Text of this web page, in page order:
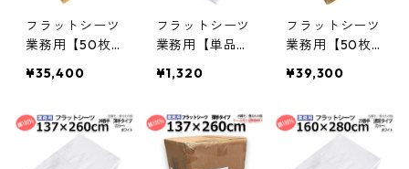
61502500
フラットシーツ
業務用【50枚
リ30% 150×25
サイズ 敷きシ
ーツ ホワイト
白 三露産業 ホ
¥35,400
フラットシーツ
業務用【単品】
0cm シングル
メール便（ポス
ト投函配送）
敷きシーツ ホ
¥1,320
フラットシーツ
業務用【50枚
7×260cm シン
イズ 敷きシー
ツ ホワイト 白
三露産業 ホテ
¥39,300